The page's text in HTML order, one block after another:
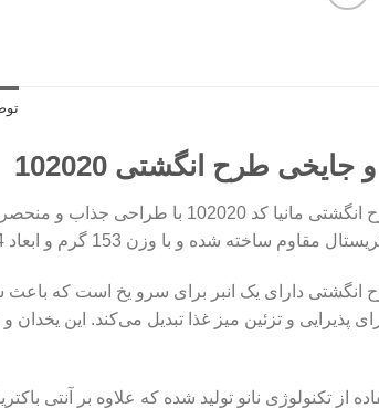
جايخی طرح انگشتی 102020
یخدان و جایخی طرح انگشتی
153 گرم و ابعاد 12.4 × 14.9 × 20.2 سانتی‌متر، گنجایش مناسبی برای نگهداری یخ دارد.
انگشتی دارای یک انبر برای سرو یخ است که باعث
پذیرایی و تزئین میز غذا تبدیل می‌کند. این یخدان
از تکنولوژی نانو تولید شده که علاوه بر آنتی